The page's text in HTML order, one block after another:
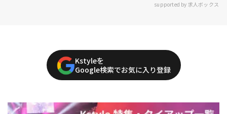
supported by 求人ボックス
Kstyleを
Google検索でお気に入り登録